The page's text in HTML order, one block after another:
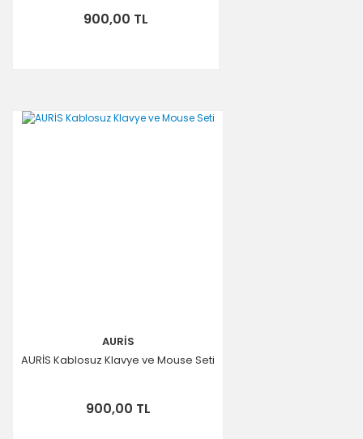
900,00 TL
AURİS
AURİS Kablosuz Klavye ve Mouse Seti
900,00 TL